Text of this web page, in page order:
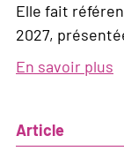
Elle fait
2027,
En savoir plus
Article